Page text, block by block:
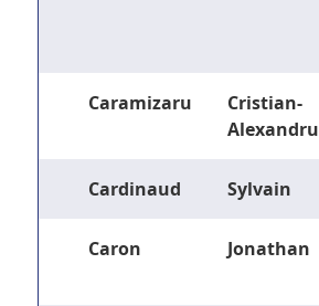
Caramizaru
Cristian-
Alexandru
Cardinaud Sylvain
Caron Jonathan